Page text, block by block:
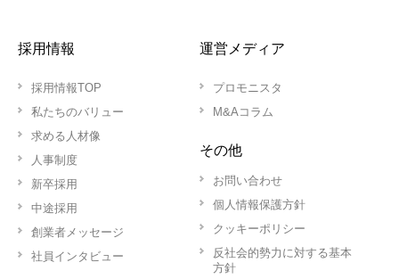
採用情報
採用情報TOP
私たちのバリュー
求める人材像
人事制度
新卒採用
中途採用
創業者メッセージ
社員インタビュー
運営メディア
プロモニスタ
M&Aコラム
その他
お問い合わせ
個人情報保護方針
クッキーポリシー
反社会的勢力に対する基本
方針